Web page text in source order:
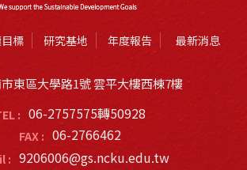
標 研究基地 年度報告 最新消息
東區大學路1號 雲平大樓西棟7樓
: 06-2757575轉50928
FAX : 06-2766462
: 9206006@gs.ncku.edu.tw